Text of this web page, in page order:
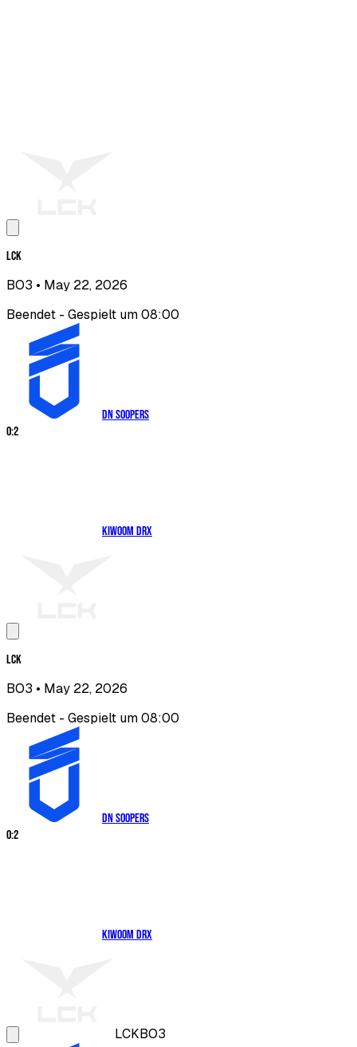
LCK
BO3 • May 22, 2026
Beendet - Gespielt um 08:00
DN SOOPers
0:2
Kiwoom DRX
LCK
BO3 • May 22, 2026
Beendet - Gespielt um 08:00
DN SOOPers
0:2
Kiwoom DRX
LCKBO3